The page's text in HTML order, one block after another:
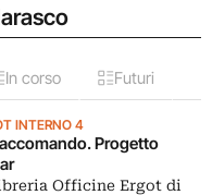
In corso Futuri
INTERNO 4
Progetto
Officine Ergot di